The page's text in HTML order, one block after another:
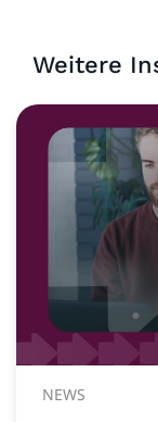
Weitere
NEWS